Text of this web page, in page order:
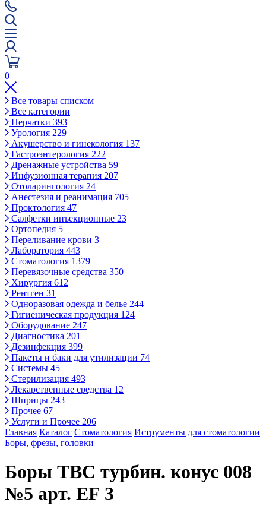
0
Все товары списком
Все категории
Перчатки 393
Урология 229
Акушерство и гинекология 137
Гастроэнтерология 222
Дренажные устройства 59
Инфузионная терапия 207
Отоларингология 24
Анестезия и реанимация 705
Проктология 47
Салфетки инъекционные 23
Ортопедия 5
Переливание крови 3
Лаборатория 443
Стоматология 1379
Перевязочные средства 350
Хирургия 612
Рентген 31
Одноразовая одежда и белье 244
Гигиеническая продукция 124
Оборудование 247
Диагностика 201
Дезинфекция 399
Пакеты и баки для утилизации 74
Системы 45
Стерилизация 493
Лекарственные средства 12
Шприцы 243
Прочее 67
Услуги и Прочее 206
Главная Каталог Стоматология Иструменты для стоматологии
Боры, фрезы, головки
Боры ТВС турбин. конус 008
№5 арт. EF 3